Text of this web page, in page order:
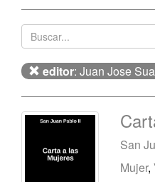
editor: Juan Jose
San
Mujer,